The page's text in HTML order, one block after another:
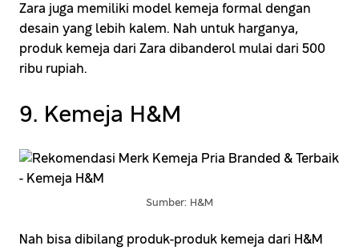
Zara juga memiliki model kemeja formal dengan
desain yang lebih kalem. Nah untuk harganya,
produk kemeja dari Zara dibanderol mulai dari 500
ribu rupiah.
9. Kemeja H&M
Sumber: H&M
Nah bisa dibilang produk-produk kemeja dari H&M